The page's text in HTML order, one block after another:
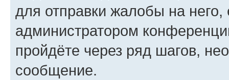
для отправки жалобы на
администратором
пройдёте через ряд шагов,
сообщение.